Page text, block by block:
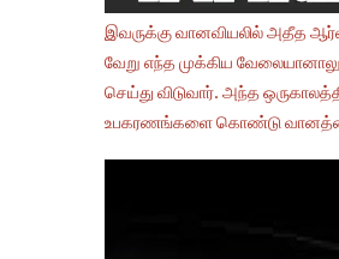
இவருக்கு வானவியலில் அதீத
வேறு எந்த முக்கிய
செய்து விடுவார். அந்த
உபகரணங்களை கொண்டு